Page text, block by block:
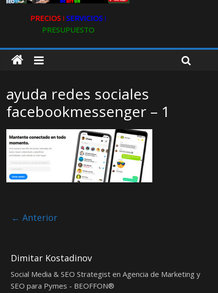
PRECIOS ǀ SERVICIOS ǀ
PRESUPUESTO
ayuda redes sociales
facebookmessenger – 1
← Anterior
Dimitar Kostadinov
Social Media & SEO Strategist en Agencia de Marketing y
SEO para Pymes - BEOFFON®